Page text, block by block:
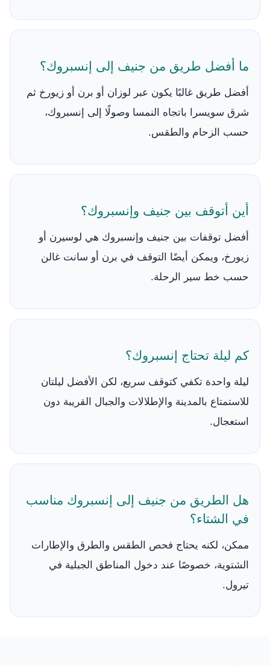
ما أفضل طريق من جنيف إلى إنسبروك؟
أفضل طريق غالبًا يكون عبر لوزان أو برن أو زيورخ ثم
شرق سويسرا باتجاه النمسا وصولًا إلى إنسبروك،
حسب الزحام والطقس.
أين أتوقف بين جنيف وإنسبروك؟
أفضل توقفات بين جنيف وإنسبروك هي لوسيرن أو
زيورخ، ويمكن أيضًا التوقف في برن أو سانت غالن
حسب خط سير الرحلة.
كم ليلة تحتاج إنسبروك؟
ليلة واحدة تكفي كتوقف سريع، لكن الأفضل ليلتان
للاستمتاع بالمدينة والإطلالات والجبال القريبة دون
استعجال.
هل الطريق من جنيف إلى إنسبروك مناسب
في الشتاء؟
ممكن، لكنه يحتاج فحص الطقس والطرق والإطارات
الشتوية، خصوصًا عند دخول المناطق الجبلية في
تيرول.